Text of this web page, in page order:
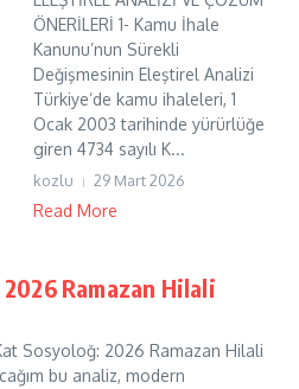
ÖNERİLERİ 1- Kamu İhale
Kanunu’nun Sürekli
Değişmesinin Eleştirel Analizi
Türkiye’de kamu ihaleleri, 1
Ocak 2003 tarihinde yürürlüğe
giren 4734 sayılı K...
kozlu 29 Mart 2026
Read More
Ramazan Hilali
Sosyoloğ: 2026 Ramazan Hilali
bu analiz, modern